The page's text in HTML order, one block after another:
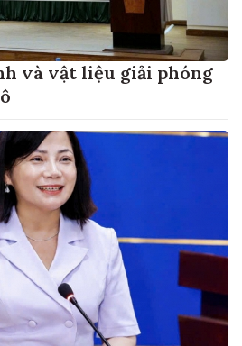
và vật liệu giải phóng